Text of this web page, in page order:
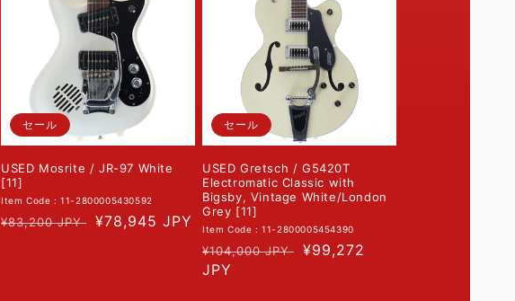
セール
USED Mosrite / JR-97 White
[11]
Item Code : 11-2800005430592
通
¥83,200 JPY
セ
¥78,945 JPY
セール
USED Gretsch / G5420T
Electromatic Classic with
Bigsby, Vintage White/London
Grey [11]
Item Code : 11-2800005454390
通
常
¥104,000 JPY
セ
¥99,272
JPY